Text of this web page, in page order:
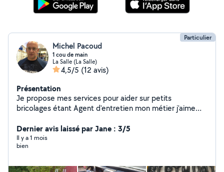
Particulier
Michel Pacoud
1 cou de main
La Salle (La Salle)
4,5/5 (12 avis)
Présentation
Je propose mes services pour aider sur petits
bricolages étant Agent d'entretien mon métier j'aime
Dernier avis laissé par Jane : 3/5
Il y a 1 mois
bien